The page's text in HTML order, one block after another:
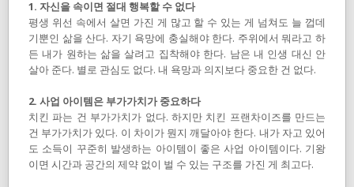
1. 자신을 속이면 절대 행복할 수 없다
평생 위선 속에서 살면 가진 게 많고 할 수 있는 게 넘쳐도 늘 껍데
기뿐인 삶을 산다. 자기 욕망에 충실해야 한다. 주위에서 뭐라고 하
든 내가 원하는 삶을 살려고 집착해야 한다. 남은 내 인생 대신 안
살아 준다. 별로 관심도 없다. 내 욕망과 의지보다 중요한 건 없다.
2. 사업 아이템은 부가가치가 중요하다
치킨 파는 건 부가가치가 없다. 하지만 치킨 프랜차이즈를 만드는
건 부가가치가 있다. 이 차이가 뭔지 깨달아야 한다. 내가 자고 있어
도 소득이 꾸준히 발생하는 아이템이 좋은 사업 아이템이다. 기왕
이면 시간과 공간의 제약 없이 벌 수 있는 구조를 가진 게 최고다.